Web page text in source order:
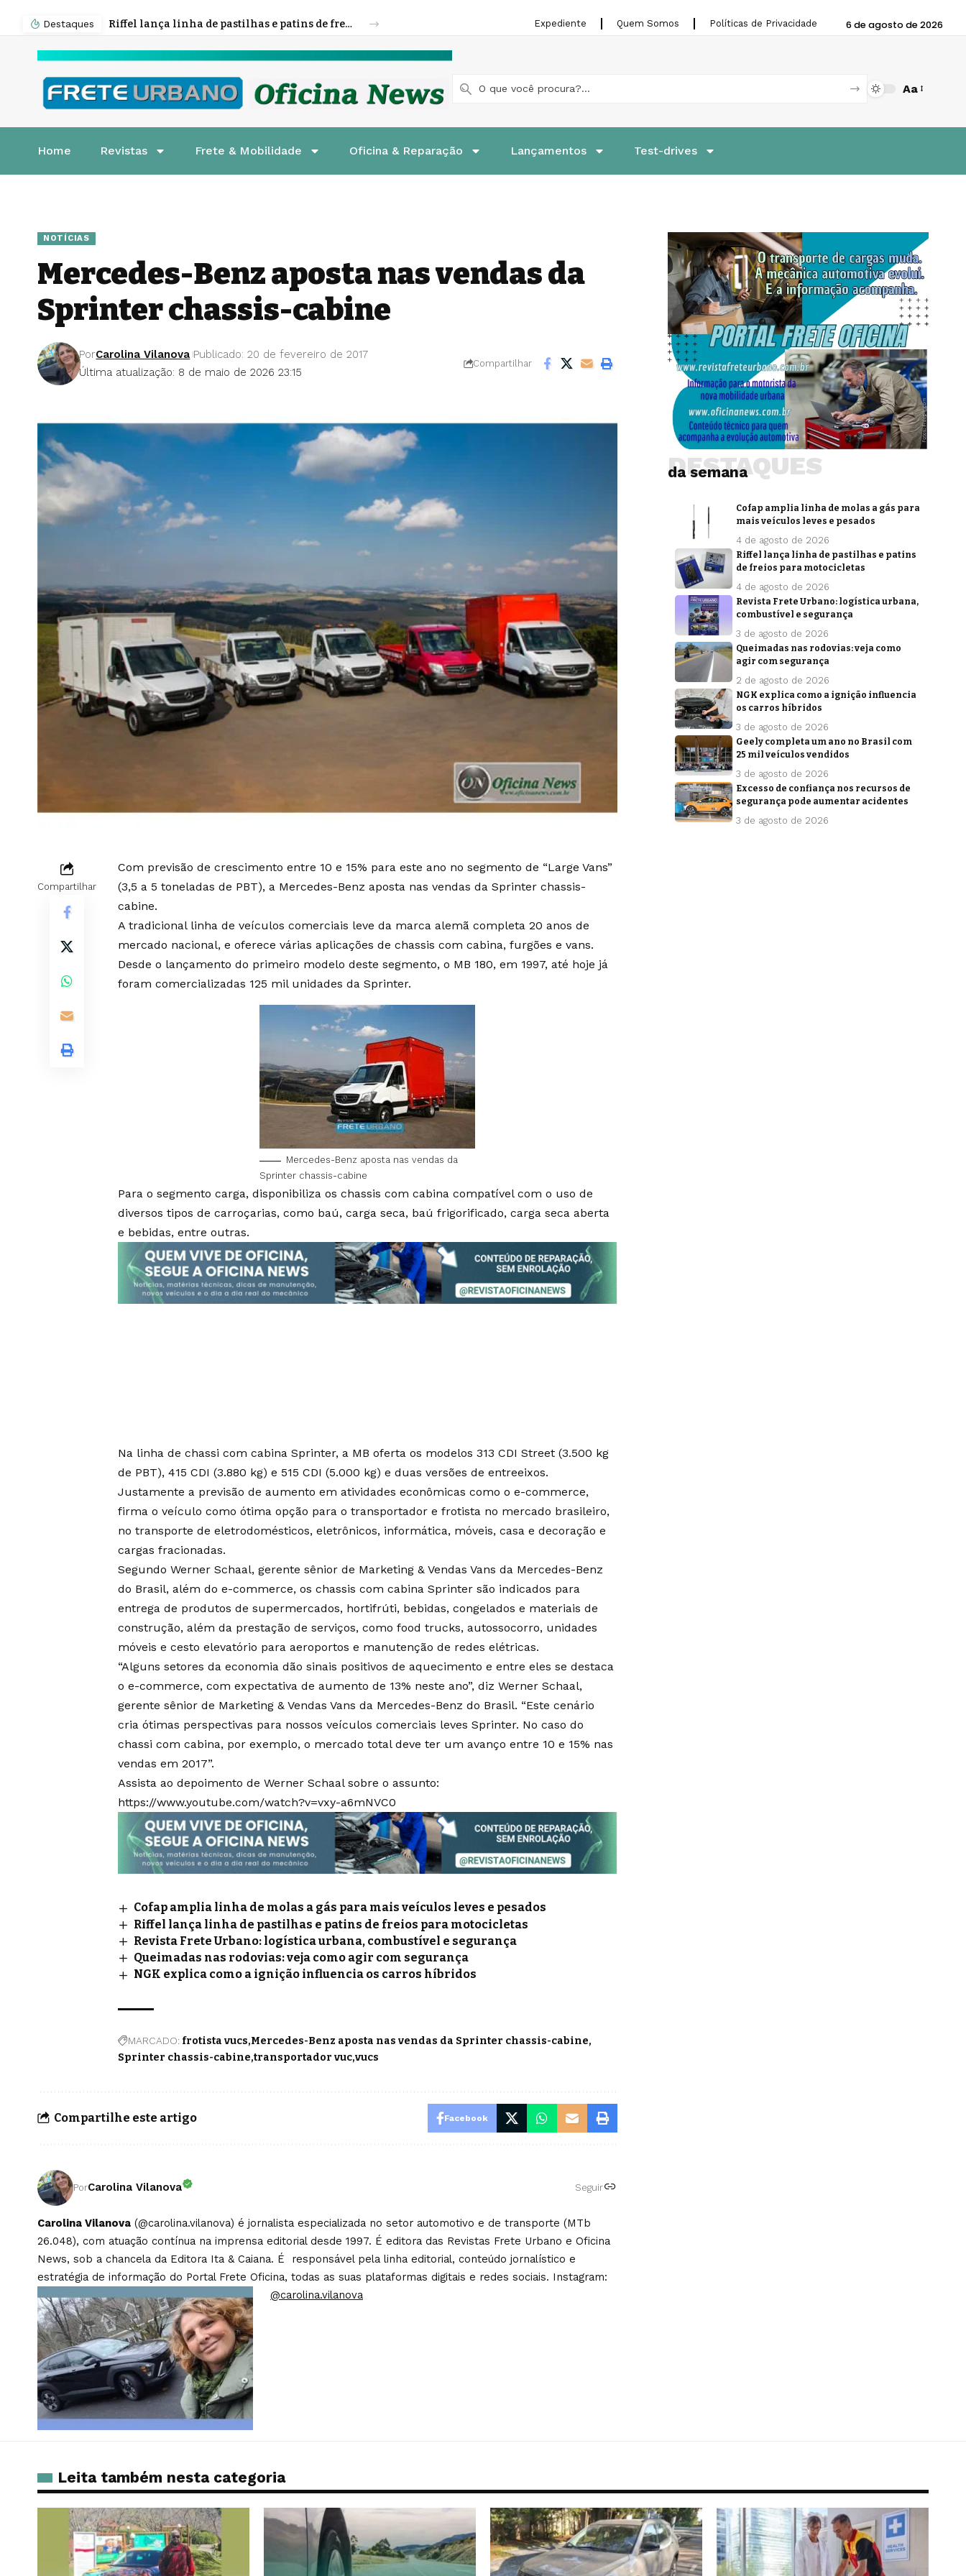
Destaques Riffel lança linha de pastilhas e patins de freios para motocicletas Expediente Quem Somos Políticas de Privacidade 6 de agosto de 2026
Aa
Home Revistas Frete & Mobilidade Oficina & Reparação Lançamentos Test-drives
NOTÍCIAS
Mercedes-Benz aposta nas vendas da
Sprinter chassis-cabine
Última atualização: 8 de maio de 2026 23:15
PorCarolina Vilanova Publicado: 20 de fevereiro de 2017
Compartilhar
Compartilhar
Com previsão de crescimento entre 10 e 15% para este ano no segmento de “Large Vans”
(3,5 a 5 toneladas de PBT), a Mercedes-Benz aposta nas vendas da Sprinter chassis-
cabine.
A tradicional linha de veículos comerciais leve da marca alemã completa 20 anos de
mercado nacional, e oferece várias aplicações de chassis com cabina, furgões e vans.
Desde o lançamento do primeiro modelo deste segmento, o MB 180, em 1997, até hoje já
foram comercializadas 125 mil unidades da Sprinter.
Mercedes-Benz aposta nas vendas da
Sprinter chassis-cabine
Para o segmento carga, disponibiliza os chassis com cabina compatível com o uso de
diversos tipos de carroçarias, como baú, carga seca, baú frigorificado, carga seca aberta
e bebidas, entre outras.
Na linha de chassi com cabina Sprinter, a MB oferta os modelos 313 CDI Street (3.500 kg
de PBT), 415 CDI (3.880 kg) e 515 CDI (5.000 kg) e duas versões de entreeixos.
Justamente a previsão de aumento em atividades econômicas como o e-commerce,
firma o veículo como ótima opção para o transportador e frotista no mercado brasileiro,
no transporte de eletrodomésticos, eletrônicos, informática, móveis, casa e decoração e
cargas fracionadas.
Segundo Werner Schaal, gerente sênior de Marketing & Vendas Vans da Mercedes-Benz
do Brasil, além do e-commerce, os chassis com cabina Sprinter são indicados para
entrega de produtos de supermercados, hortifrúti, bebidas, congelados e materiais de
construção, além da prestação de serviços, como food trucks, autossocorro, unidades
móveis e cesto elevatório para aeroportos e manutenção de redes elétricas.
“Alguns setores da economia dão sinais positivos de aquecimento e entre eles se destaca
o e-commerce, com expectativa de aumento de 13% neste ano”, diz Werner Schaal,
gerente sênior de Marketing & Vendas Vans da Mercedes-Benz do Brasil. “Este cenário
cria ótimas perspectivas para nossos veículos comerciais leves Sprinter. No caso do
chassi com cabina, por exemplo, o mercado total deve ter um avanço entre 10 e 15% nas
vendas em 2017”.
Assista ao depoimento de Werner Schaal sobre o assunto:
https://www.youtube.com/watch?v=vxy-a6mNVC0
Cofap amplia linha de molas a gás para mais veículos leves e pesados
Riffel lança linha de pastilhas e patins de freios para motocicletas
Revista Frete Urbano: logística urbana, combustível e segurança
Queimadas nas rodovias: veja como agir com segurança
NGK explica como a ignição influencia os carros híbridos
MARCADO: frotista vucs Mercedes-Benz aposta nas vendas da Sprinter chassis-cabine
Sprinter chassis-cabine transportador vuc vucs
Compartilhe este artigo Facebook
PorCarolina Vilanova Seguir
Carolina Vilanova (@carolina.vilanova) é jornalista especializada no setor automotivo e de transporte (MTb
26.048), com atuação contínua na imprensa editorial desde 1997. É editora das Revistas Frete Urbano e Oficina
News, sob a chancela da Editora Ita & Caiana. É responsável pela linha editorial, conteúdo jornalístico e
estratégia de informação do Portal Frete Oficina, todas as suas plataformas digitais e redes sociais. Instagram:
@carolina.vilanova
da semana
DESTAQUES
Cofap amplia linha de molas a gás para
mais veículos leves e pesados
4 de agosto de 2026
Riffel lança linha de pastilhas e patins
de freios para motocicletas
4 de agosto de 2026
Revista Frete Urbano: logística urbana,
combustível e segurança
3 de agosto de 2026
Queimadas nas rodovias: veja como
agir com segurança
2 de agosto de 2026
NGK explica como a ignição influencia
os carros híbridos
3 de agosto de 2026
Geely completa um ano no Brasil com
25 mil veículos vendidos
3 de agosto de 2026
Excesso de confiança nos recursos de
segurança pode aumentar acidentes
3 de agosto de 2026
Leita também nesta categoria